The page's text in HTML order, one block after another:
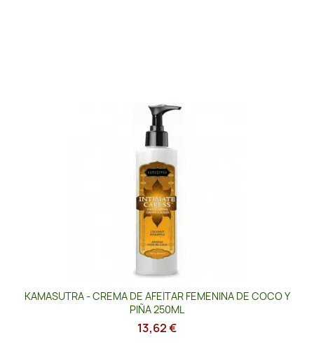
KAMASUTRA - CREMA DE AFEITAR FEMENINA DE COCO Y
PIÑA 250ML
13,62 €